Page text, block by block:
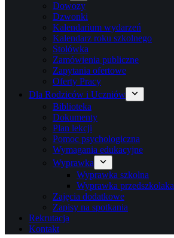
Dowozy
Dzwonki
Kalendarium wydarzeń
Kalendarz roku szkolnego
Stołówka
Zamówienia publiczne
Zapytania ofertowe
Oferty Pracy
Dla Rodziców i Uczniów
Biblioteka
Dokumenty
Plan lekcji
Pomoc psychologiczna
Wymagania edukacyjne
Wyprawka
Wyprawka szkolna
Wyprawka przedszkolaka
Zajęcia dodatkowe
Zapisy na spotkania
Rekrutacja
Kontakt